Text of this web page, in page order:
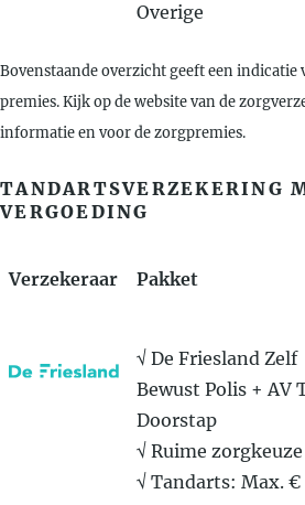
Overige
Bovenstaande overzicht geeft een indicatie
premies. Kijk op de website van de
informatie en voor de zorgpremies.
TANDARTSVERZEKERING
VERGOEDING
Verzekeraar Pakket
√ De Friesland Zelf
Bewust Polis + AV
Doorstap
√ Ruime zorgkeuze
√ Tandarts: Max.